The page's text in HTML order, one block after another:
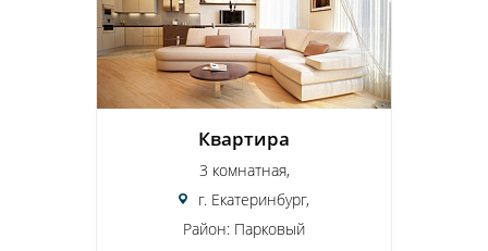
Квартира
3 комнатная,
г. Екатеринбург,
Район: Парковый